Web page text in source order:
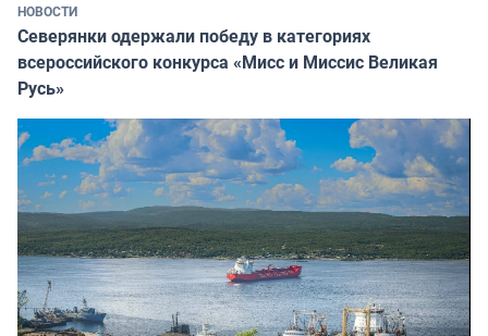
НОВОСТИ
Северянки одержали победу в категориях
всероссийского конкурса «Мисс и Миссис Великая
Русь»